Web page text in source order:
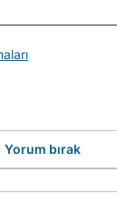
Yorum bırak